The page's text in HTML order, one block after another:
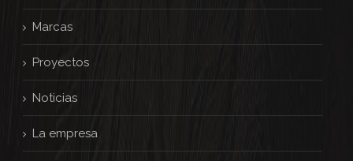
Marcas
Proyectos
Noticias
La empresa